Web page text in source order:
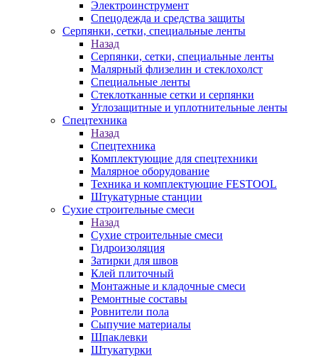
Электроинструмент
Спецодежда и средства защиты
Серпянки, сетки, специальные ленты
Назад
Серпянки, сетки, специальные ленты
Малярный флизелин и стеклохолст
Специальные ленты
Стеклотканные сетки и серпянки
Углозащитные и уплотнительные ленты
Спецтехника
Назад
Спецтехника
Комплектующие для спецтехники
Малярное оборудование
Техника и комплектующие FESTOOL
Штукатурные станции
Сухие строительные смеси
Назад
Сухие строительные смеси
Гидроизоляция
Затирки для швов
Клей плиточный
Монтажные и кладочные смеси
Ремонтные составы
Ровнители пола
Сыпучие материалы
Шпаклевки
Штукатурки